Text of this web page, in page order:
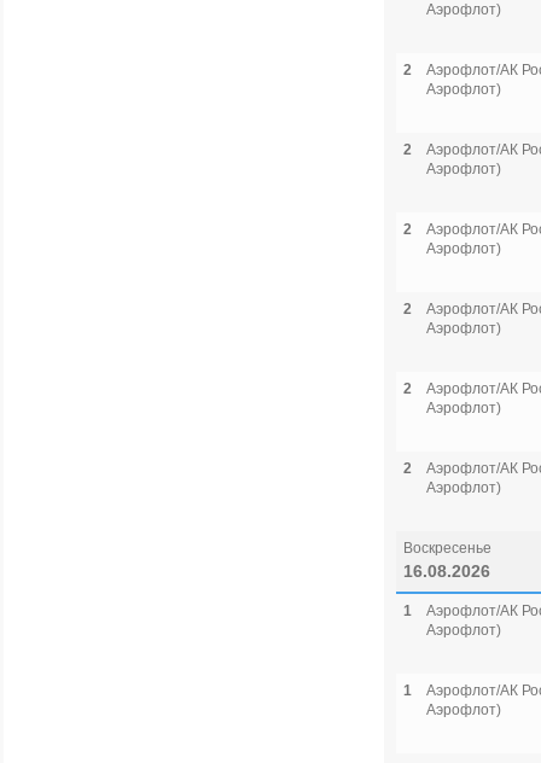
Аэрофлот)
2
Аэрофлот/АК
Аэрофлот)
2
Аэрофлот/АК
Аэрофлот)
2
Аэрофлот/АК
Аэрофлот)
2
Аэрофлот/АК
Аэрофлот)
2
Аэрофлот/АК
Аэрофлот)
2
Аэрофлот/АК
Аэрофлот)
Воскресенье
16.08.2026
1
Аэрофлот/АК
Аэрофлот)
1
Аэрофлот/АК
Аэрофлот)